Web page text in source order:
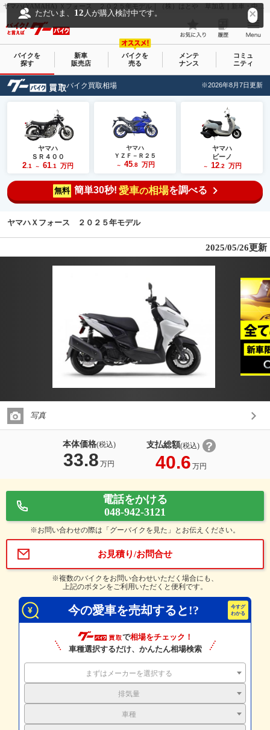
ヤマハ(YAMAHA) Ｘフォース ２０２５年モデル｜（株）はとや 草加店｜新車・中古バイクなら【グーバイク(GooBike)】
ただいま、 12 人が購入検討中です。
バイクを
探す
新車
販売店
バイクを
売る
メンテ
ナンス
コミュ
ニティ
バイク買取相場 ※2026年8月7日更新
ヤマハ
ＳＲ４００
2 .1 ～ 61 .1 万円
ヤマハ
ＹＺＦ－Ｒ２５
～ 45.8 万円
ヤマハ
ビーノ
～ 12.2 万円
無料 簡単30秒! 愛車の相場を調べる
ヤマハＸフォース ２０２５年モデル
2025/05/26更新
写真
本体価格(税込)
33.8 万円
支払総額(税込)
40.6 万円
電話をかける
048-942-3121
※お問い合わせの際は「グーバイクを見た」とお伝えください。
お見積り/お問合せ
※複数のバイクをお問い合わせいただく場合にも、
上記のボタンをご利用いただくと便利です。
今の愛車を売却すると!?
で相場をチェック！
車種選択するだけ、かんたん相場検索
まずはメーカーを選択する
排気量
車種